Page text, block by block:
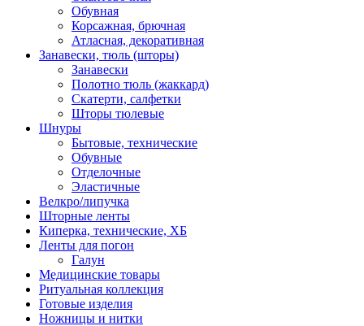
Обувная
Корсажная, брючная
Атласная, декоративная
Занавески, тюль (шторы)
Занавески
Полотно тюль (жаккард)
Скатерти, салфетки
Шторы тюлевые
Шнуры
Бытовые, технические
Обувные
Отделочные
Эластичные
Велкро/липучка
Шторные ленты
Киперка, технические, ХБ
Ленты для погон
Галун
Медицинские товары
Ритуальная коллекция
Готовые изделия
Ножницы и нитки